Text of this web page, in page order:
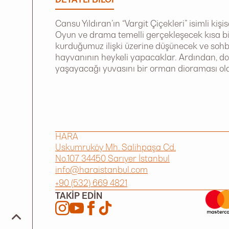
Cansu Yıldıran’ın “Vargit Çiçekleri” isimli
Oyun ve drama temelli gerçekleşecek kısa
kurduğumuz ilişki üzerine düşünecek ve
hayvanının heykeli yapacaklar. Ardından,
yaşayacağı yuvasını bir orman dioraması
HARA
Uskumruköy Mh. Salihpaşa Cd.
No.107 34450 Sarıyer İstanbul
info@haraistanbul.com
+90 (532) 669 4821
TAKIP EDIN